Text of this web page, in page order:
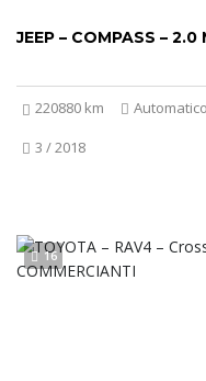
220880 km Automatico
3 / 2018
16